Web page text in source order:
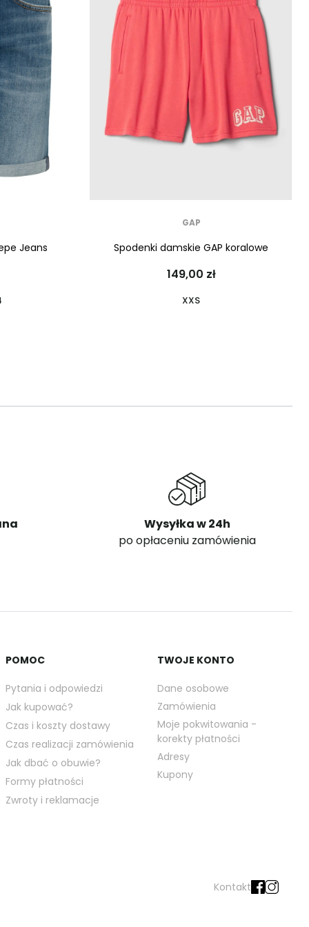
Jeans
GAP
Spodenki damskie GAP koralowe
149,00 zł
XXS
Wysyłka w 24h
po opłaceniu zamówienia
POMOC
Pytania i odpowiedzi
Jak kupować?
Czas i koszty dostawy
Czas realizacji zamówienia
Jak dbać o obuwie?
Formy płatności
Zwroty i reklamacje
TWOJE KONTO
Dane osobowe
Zamówienia
Moje pokwitowania -
korekty płatności
Adresy
Kupony
Kontakt